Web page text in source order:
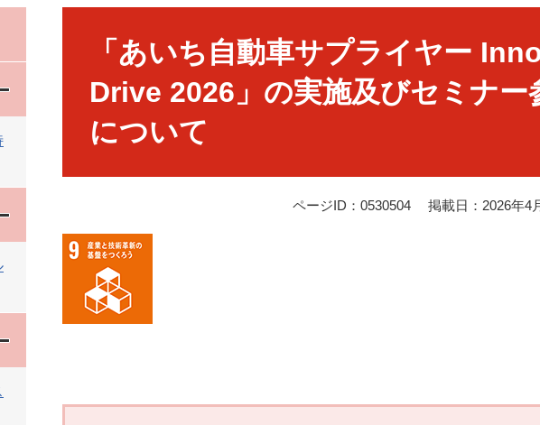
「あいち自動車サプライヤー
Drive 2026」の実施及びセミナー
について
ページID：0530504 掲載日：2026年4